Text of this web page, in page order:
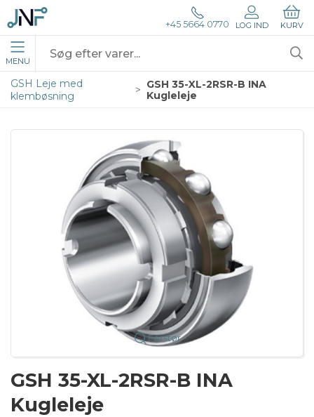
+45 5664 0770 LOG IND KURV
MENU
GSH Leje med
klembøsning
GSH 35-XL-2RSR-B INA
Kugleleje
Forstør
GSH 35-XL-2RSR-B INA
Kugleleje